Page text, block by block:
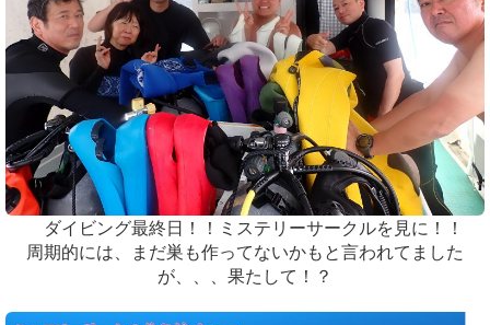
ダイビング最終日！！ミステリーサークルを見に！！
周期的には、まだ巣も作ってないかもと言われてました
が、、、果たして！？